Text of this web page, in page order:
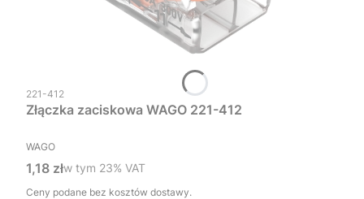
Kod produktu
221-412
Złączka zaciskowa WAGO 221-412
PRODUCENT
WAGO
Cena brutto
1,18 złw tym %s VAT
w tym 23% VAT
Ceny podane bez kosztów dostawy.